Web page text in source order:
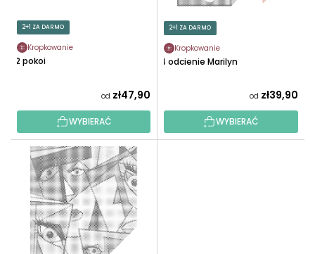
O
D
U
K
W
U
K
T
2+1 ZA DARMO
Kropkowanie
12 pokoi
od zł47,90
WYBIERAĆ
2+1 ZA DARMO
Kropkowanie
4 odcienie Marilyn
od zł39,90
WYBIERAĆ